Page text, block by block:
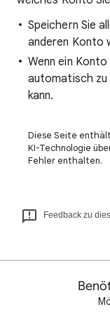
Speichern Sie
anderen Konto
Wenn ein
automatisch zu
kann.
Diese Seite
KI-Technologie
Fehler enthalten.
Feedback zu